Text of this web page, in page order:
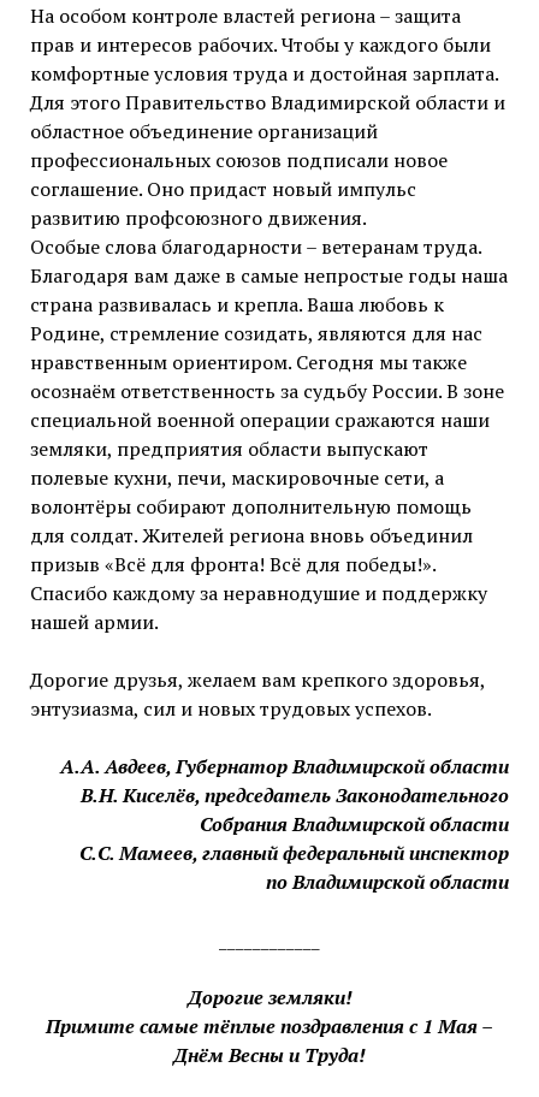
На особом контроле властей региона – защита
прав и интересов рабочих. Чтобы у каждого были
комфортные условия труда и достойная зарплата.
Для этого Правительство Владимирской области и
областное объединение организаций
профессиональных союзов подписали новое
соглашение. Оно придаст новый импульс
развитию профсоюзного движения.
Особые слова благодарности – ветеранам труда.
Благодаря вам даже в самые непростые годы наша
страна развивалась и крепла. Ваша любовь к
Родине, стремление созидать, являются для нас
нравственным ориентиром. Сегодня мы также
осознаём ответственность за судьбу России. В зоне
специальной военной операции сражаются наши
земляки, предприятия области выпускают
полевые кухни, печи, маскировочные сети, а
волонтёры собирают дополнительную помощь
для солдат. Жителей региона вновь объединил
призыв «Всё для фронта! Всё для победы!».
Спасибо каждому за неравнодушие и поддержку
нашей армии.
Дорогие друзья, желаем вам крепкого здоровья,
энтузиазма, сил и новых трудовых успехов.
А.А. Авдеев, Губернатор Владимирской области
В.Н. Киселёв, председатель Законодательного
Собрания Владимирской области
С.С. Мамеев, главный федеральный инспектор
по Владимирской области
Дорогие земляки!
Примите самые тёплые поздравления с 1 Мая –
Днём Весны и Труда!